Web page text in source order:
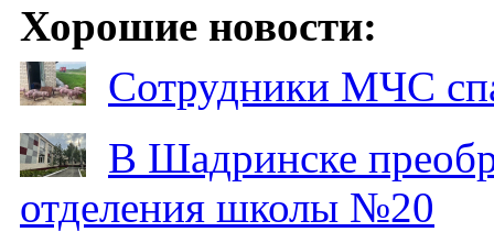
Хорошие новости:
Сотрудники МЧС
В Шадринске
отделения школы №20